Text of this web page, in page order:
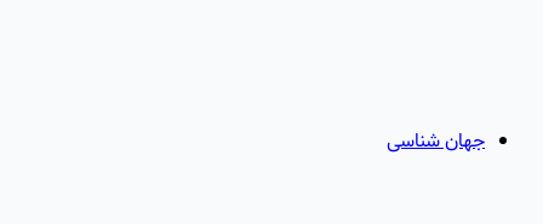
جهان شناسی